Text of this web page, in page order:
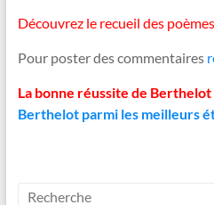
Découvrez le recueil des
Pour poster des commentaires
La bonne réussite de Berthelot
Berthelot parmi les meilleurs